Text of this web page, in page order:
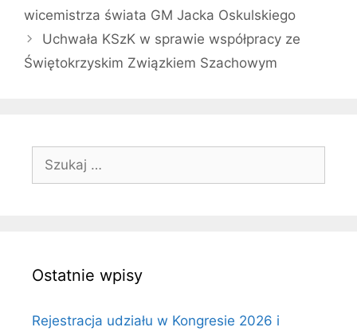
wicemistrza świata GM Jacka Oskulskiego
Uchwała KSzK w sprawie współpracy ze
Świętokrzyskim Związkiem Szachowym
Szukaj:
Ostatnie wpisy
Rejestracja udziału w Kongresie 2026 i